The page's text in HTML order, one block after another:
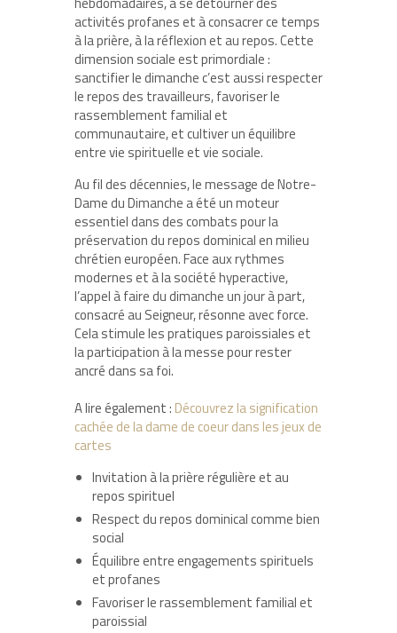
activités profanes et à consacrer ce temps
à la prière, à la réflexion et au repos. Cette
dimension sociale est primordiale :
sanctifier le dimanche c’est aussi respecter
le repos des travailleurs, favoriser le
rassemblement familial et
communautaire, et cultiver un équilibre
entre vie spirituelle et vie sociale.
Au fil des décennies, le message de Notre-
Dame du Dimanche a été un moteur
essentiel dans des combats pour la
préservation du repos dominical en milieu
chrétien européen. Face aux rythmes
modernes et à la société hyperactive,
l’appel à faire du dimanche un jour à part,
consacré au Seigneur, résonne avec force.
Cela stimule les pratiques paroissiales et
la participation à la messe pour rester
ancré dans sa foi.
A lire également : Découvrez la signification
cachée de la dame de coeur dans les jeux de
cartes
Invitation à la prière régulière et au
repos spirituel
Respect du repos dominical comme bien
social
Équilibre entre engagements spirituels
et profanes
Favoriser le rassemblement familial et
paroissial